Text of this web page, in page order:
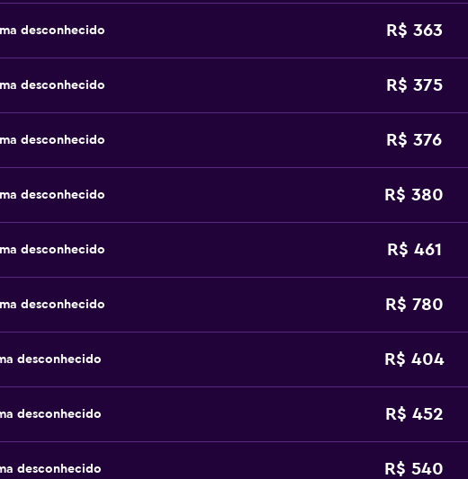
desconhecido R$ 363
desconhecido R$ 375
desconhecido R$ 376
desconhecido R$ 380
desconhecido R$ 461
desconhecido R$ 780
desconhecido R$ 404
desconhecido R$ 452
desconhecido R$ 540